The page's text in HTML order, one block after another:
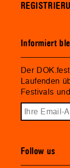
Informiert
Der
Laufenden
Festivals
Follow us